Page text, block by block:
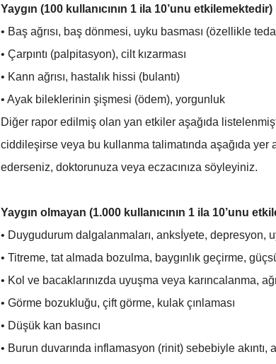
Yaygın (100 kullanıcının 1 ila 10’unu etkilemektedir)
• Baş ağrısı, baş dönmesi, uyku basması (özellikle
• Çarpıntı (palpitasyon), cilt kızarması
• Kann ağrısı, hastalık hissi (bulantı)
• Ayak bileklerinin şişmesi (ödem), yorgunluk
Diğer rapor edilmiş olan yan etkiler aşağıda
ciddileşirse veya bu kullanma talimatında aşağıda
ederseniz, doktorunuza veya eczacınıza söyleyiniz.
Yaygın olmayan (1.000 kullanıcının 1 ila 10’unu
• Duygudurum dalgalanmaları, anksİyete, depresyon,
• Titreme, tat almada bozulma, baygınlık geçirme,
• Kol ve bacaklarınızda uyuşma veya karıncalanma,
• Görme bozukluğu, çift görme, kulak çınlaması
• Düşük kan basıncı
• Burun duvarında inflamasyon (rinit) sebebiyle akıntı,